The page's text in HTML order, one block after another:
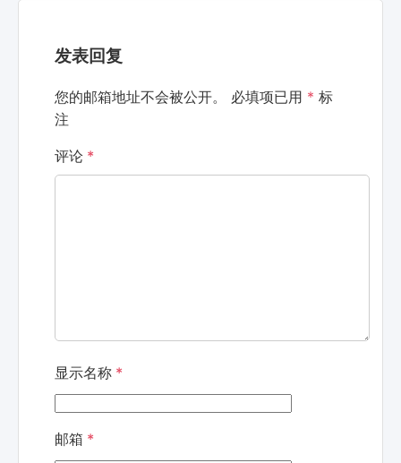
发表回复
您的邮箱地址不会被公开。 必填项已用 * 标
注
评论 *
显示名称 *
邮箱 *